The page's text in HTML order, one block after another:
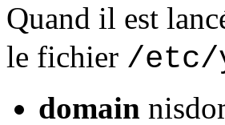
Quand il est
le fichier /etc/
domain